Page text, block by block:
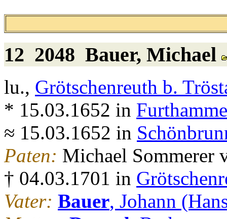
12 2048 Bauer, Michael
lu., Grötschenreuth b.
* 15.03.1652 in
≈ 15.03.1652 in
Paten: Michael Sommerer
† 04.03.1701 in
Vater: Bauer, Johann